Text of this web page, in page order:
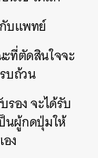
บแพทย์
ที่ตัดสินใจจะ
บถ้วน
อง จะได้รับ
ป็นผู้กดปุ่มให้
ง